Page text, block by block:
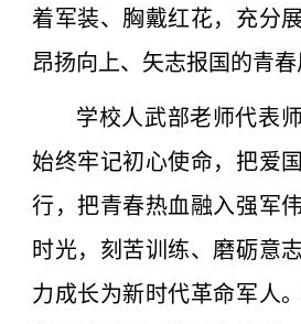
着军装、胸戴红花，充分
昂扬向上、矢志报国的青春
学校人武部老师代表
始终牢记初心使命，把爱
行，把青春热血融入强军
时光，刻苦训练、磨砺意
力成长为新时代革命军人